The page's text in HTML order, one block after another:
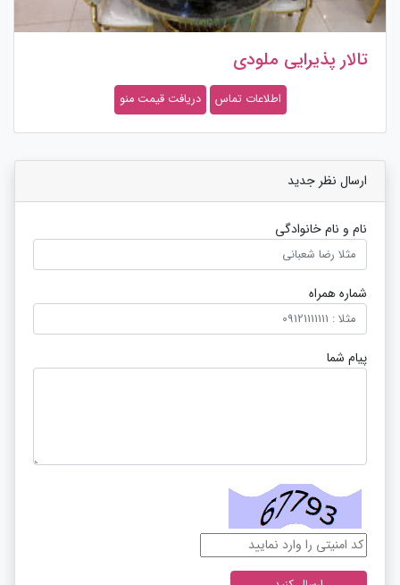
تالار پذیرایی ملودی
اطلاعات تماس دریافت قیمت منو
ارسال نظر جدید
نام و نام خانوادگی
شماره همراه
پیام شما